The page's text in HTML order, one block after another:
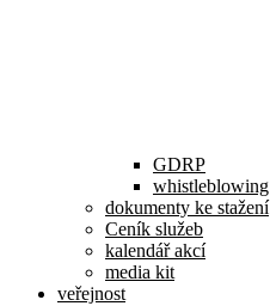
GDRP
whistleblowing
dokumenty ke stažení
Ceník služeb
kalendář akcí
media kit
veřejnost